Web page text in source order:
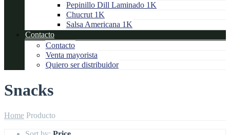
Pepinillo Dill Laminado 1K
Chucrut 1K
Salsa Americana 1K
Contacto
Contacto
Venta mayorista
Quiero ser distribuidor
Snacks
Home Producto